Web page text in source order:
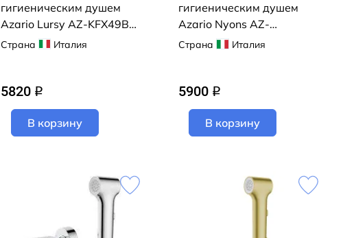
гигиеническим душем
Azario Lursy AZ-KFX49BN
(сатин)
Страна Италия
5820 q
В корзину
гигиеническим душем
Azario Nyons AZ-
KFX02GR (графит)
Страна Италия
5900 q
В корзину